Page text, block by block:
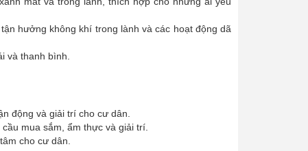
hưởng không khí trong lành và các hoạt động dã
và thanh bình.
động và giải trí cho cư dân.
mua sắm, ẩm thực và giải trí.
cho cư dân.